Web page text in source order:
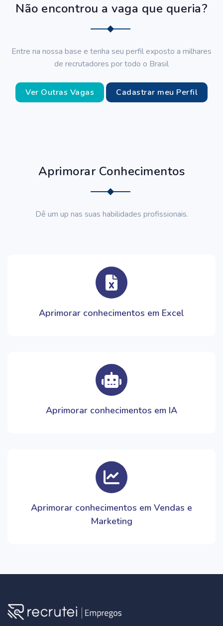
Não encontrou a vaga que queria?
Entre na nossa base e tenha seu perfil exposto a milhares
de recrutadores por todo o Brasil
Ver Outras Vagas Cadastrar meu Perfil
Aprimorar Conhecimentos
Dê um up nas suas habilidades profissionais.
Aprimorar conhecimentos em Excel
Aprimorar conhecimentos em IA
Aprimorar conhecimentos em Vendas e
Marketing